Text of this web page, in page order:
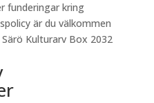
funderingar kring
är du välkommen
Kulturarv Box 2032